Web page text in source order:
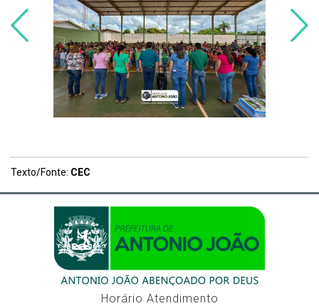
Texto/Fonte: CEC
Horário Atendimento